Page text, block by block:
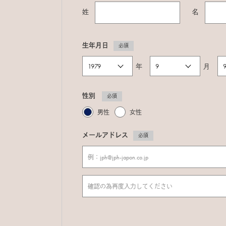
姓 名
生年月日 必須
年 月
性別 必須
男性 女性
メールアドレス 必須